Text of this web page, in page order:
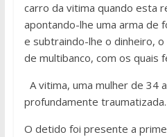
carro da vitima quando esta
apontando-lhe uma arma de
e subtraindo-lhe o dinheiro,
de multibanco, com os quais
A vitima, uma mulher de 34
profundamente traumatizada.
O detido foi presente a